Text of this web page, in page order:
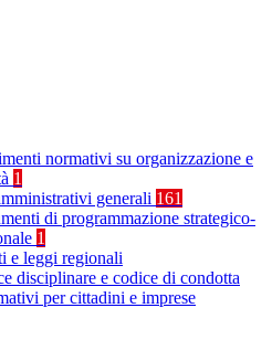
normativi su organizzazione e
1
generali 161
di programmazione strategico-
1
e leggi regionali
disciplinare e codice di condotta
per cittadini e imprese